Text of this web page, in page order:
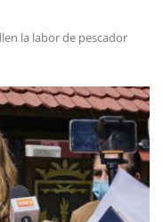
la labor de pescador